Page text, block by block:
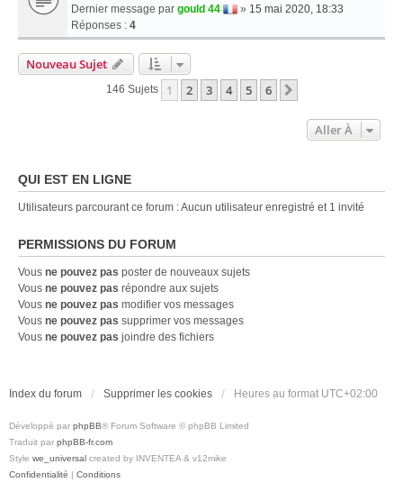
Dernier message par gould 44 » 15 mai 2020, 18:33
Réponses : 4
Nouveau Sujet
146 Sujets 1 2 3 4 5 6
Aller À
QUI EST EN LIGNE
Utilisateurs parcourant ce forum : Aucun utilisateur enregistré et 1 invité
PERMISSIONS DU FORUM
Vous ne pouvez pas poster de nouveaux sujets
Vous ne pouvez pas répondre aux sujets
Vous ne pouvez pas modifier vos messages
Vous ne pouvez pas supprimer vos messages
Vous ne pouvez pas joindre des fichiers
Index du forum Supprimer les cookies Heures au format UTC+02:00
Développé par phpBB® Forum Software © phpBB Limited
Traduit par phpBB-fr.com
Style we_universal created by INVENTEA & v12mike
Confidentialité | Conditions